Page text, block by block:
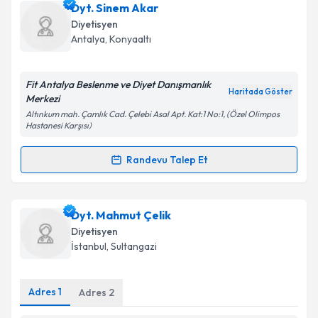
Dyt. Sinem Akar
Diyetisyen
Antalya, Konyaaltı
Fit Antalya Beslenme ve Diyet Danışmanlık
Merkezi
Haritada Göster
Altınkum mah. Çamlık Cad. Çelebi Asal Apt. Kat:1 No:1, (Özel Olimpos
Hastanesi Karşısı)
Randevu Talep Et
Randevu Takvimi Talebi
Dyt. Sinem Akariçin randevu takvimi talebi oluşturun.
Size bu uzmandan randevu almanız için bir takvim
hazırlandığında e-posta ile bilgilendireceğiz.
Dyt. Mahmut Çelik
Diyetisyen
İstanbul, Sultangazi
Adres 1 Adres 2